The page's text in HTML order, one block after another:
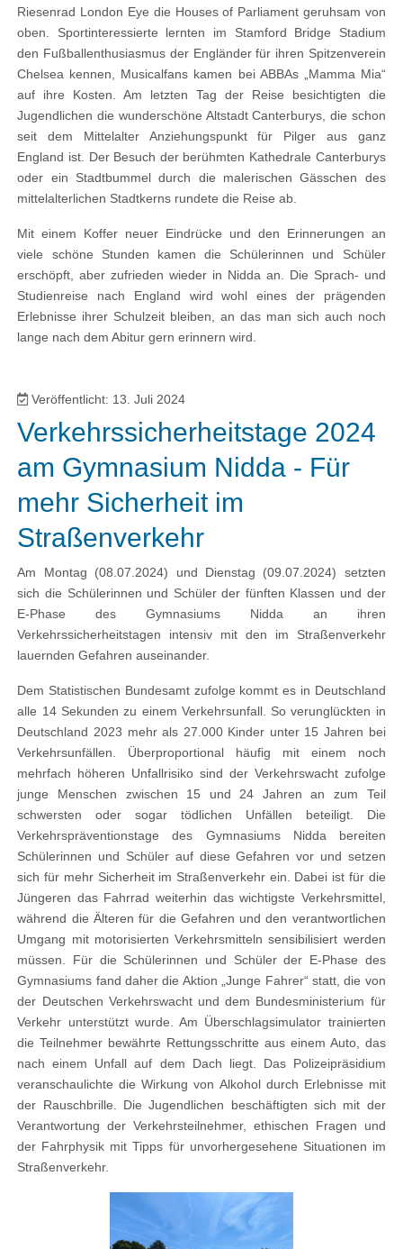
Riesenrad London Eye die Houses of Parliament geruhsam von
oben. Sportinteressierte lernten im Stamford Bridge Stadium
den Fußballenthusiasmus der Engländer für ihren Spitzenverein
Chelsea kennen, Musicalfans kamen bei ABBAs „Mamma Mia“
auf ihre Kosten. Am letzten Tag der Reise besichtigten die
Jugendlichen die wunderschöne Altstadt Canterburys, die schon
seit dem Mittelalter Anziehungspunkt für Pilger aus ganz
England ist. Der Besuch der berühmten Kathedrale Canterburys
oder ein Stadtbummel durch die malerischen Gässchen des
mittelalterlichen Stadtkerns rundete die Reise ab.
Mit einem Koffer neuer Eindrücke und den Erinnerungen an
viele schöne Stunden kamen die Schülerinnen und Schüler
erschöpft, aber zufrieden wieder in Nidda an. Die Sprach- und
Studienreise nach England wird wohl eines der prägenden
Erlebnisse ihrer Schulzeit bleiben, an das man sich auch noch
lange nach dem Abitur gern erinnern wird.
Veröffentlicht: 13. Juli 2024
Verkehrssicherheitstage 2024
am Gymnasium Nidda - Für
mehr Sicherheit im
Straßenverkehr
Am Montag (08.07.2024) und Dienstag (09.07.2024) setzten
sich die Schülerinnen und Schüler der fünften Klassen und der
E-Phase des Gymnasiums Nidda an ihren
Verkehrssicherheitstagen intensiv mit den im Straßenverkehr
lauernden Gefahren auseinander.
Dem Statistischen Bundesamt zufolge kommt es in Deutschland
alle 14 Sekunden zu einem Verkehrsunfall. So verunglückten in
Deutschland 2023 mehr als 27.000 Kinder unter 15 Jahren bei
Verkehrsunfällen. Überproportional häufig mit einem noch
mehrfach höheren Unfallrisiko sind der Verkehrswacht zufolge
junge Menschen zwischen 15 und 24 Jahren an zum Teil
schwersten oder sogar tödlichen Unfällen beteiligt. Die
Verkehrspräventionstage des Gymnasiums Nidda bereiten
Schülerinnen und Schüler auf diese Gefahren vor und setzen
sich für mehr Sicherheit im Straßenverkehr ein. Dabei ist für die
Jüngeren das Fahrrad weiterhin das wichtigste Verkehrsmittel,
während die Älteren für die Gefahren und den verantwortlichen
Umgang mit motorisierten Verkehrsmitteln sensibilisiert werden
müssen. Für die Schülerinnen und Schüler der E-Phase des
Gymnasiums fand daher die Aktion „Junge Fahrer“ statt, die von
der Deutschen Verkehrswacht und dem Bundesministerium für
Verkehr unterstützt wurde. Am Überschlagsimulator trainierten
die Teilnehmer bewährte Rettungsschritte aus einem Auto, das
nach einem Unfall auf dem Dach liegt. Das Polizeipräsidium
veranschaulichte die Wirkung von Alkohol durch Erlebnisse mit
der Rauschbrille. Die Jugendlichen beschäftigten sich mit der
Verantwortung der Verkehrsteilnehmer, ethischen Fragen und
der Fahrphysik mit Tipps für unvorhergesehene Situationen im
Straßenverkehr.